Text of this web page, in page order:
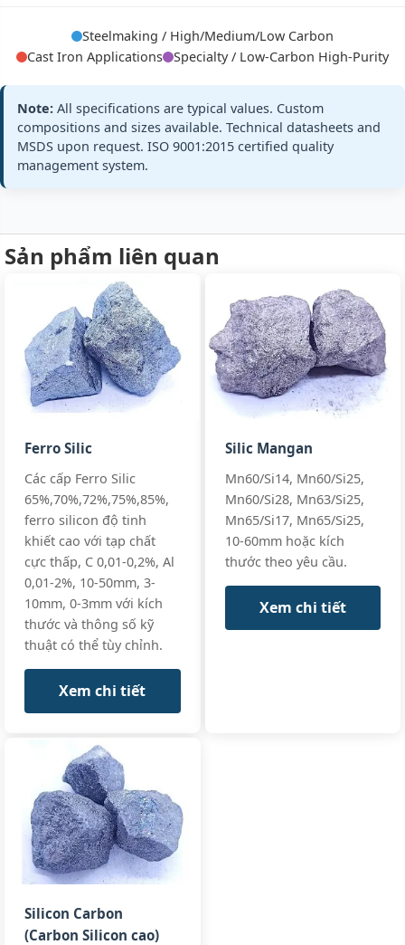
Carbon
Medium
Carbon
FeMn 75%
FeMn75 MC,
2.0% max
Si:
≤1.8%
+3 more
All standards
Medium
Carbon
FeMn 78%
FeMn78 MC,
C1.5%
Mn:
78% min (78-81%)
Si:
≤1.5%
+3 more
JIS G2302
All standards
LC
Low
Carbon
FeMn 80%
FeMn80 LC,
C0.7% max
80% min (80-83%)
0.7% max
Si:
≤1.2%
ASTM A99 LC
All standards
FeMn 70%
(Foundry
Grade)
Mn:
C:
Specialty
Low
Carbon
FeMn 85%
FeMn85 LC,
C0.5%
Mn:
C:
Si:
Steelmaking / High/Medium/Low Carbon
Cast Iron Applications
Specialty / Low-Carbon High-Purity
Note: All specifications are typical values. Custom
compositions and sizes available. Technical datasheets and
MSDS upon request. ISO 9001:2015 certified quality
management system.
Sản phẩm liên quan
Ferro Silic
Các cấp Ferro Silic
65%,70%,72%,75%,85%,
ferro silicon độ tinh
khiết cao với tạp chất
cực thấp, C 0,01-0,2%, Al
0,01-2%, 10-50mm, 3-
10mm, 0-3mm với kích
thước và thông số kỹ
thuật có thể tùy chỉnh.
Xem chi tiết
Silic Mangan
Mn60/Si14, Mn60/Si25,
Mn60/Si28, Mn63/Si25,
Mn65/Si17, Mn65/Si25,
10-60mm hoặc kích
thước theo yêu cầu.
Xem chi tiết
Silicon Carbon
(Carbon Silicon cao)